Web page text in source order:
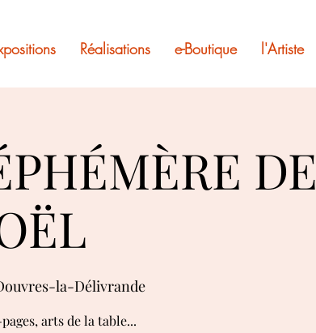
Réalisations e-Boutique l'Artiste
DE
la-Délivrande
arts de la table...